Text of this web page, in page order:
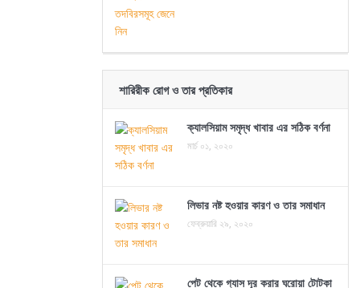
শারিরীক রোগ ও তার প্রতিকার
ক্যালসিয়াম সমৃদ্ধ খাবার এর সঠিক বর্ণনা
মার্চ ০১, ২০২০
লিভার নষ্ট হওয়ার কারণ ও তার সমাধান
ফেব্রুয়ারি ২৯, ২০২০
পেট থেকে গ্যাস দূর করার ঘরোয়া টোটকা